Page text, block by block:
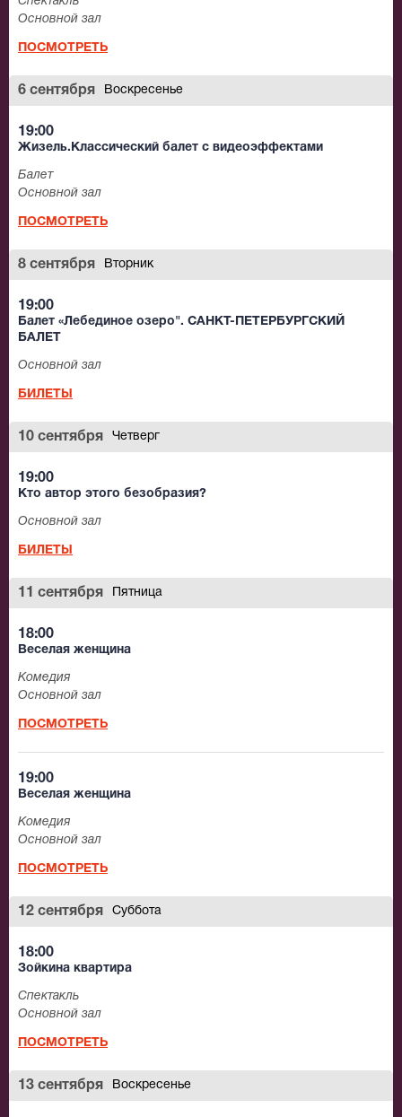
Основной зал
ПОСМОТРЕТЬ
6 сентября Воскресенье
19:00
Жизель.Классический балет с видеоэффектами
Балет
Основной зал
ПОСМОТРЕТЬ
8 сентября Вторник
19:00
Балет «Лебединое озеро". САНКТ-ПЕТЕРБУРГСКИЙ
БАЛЕТ
Основной зал
БИЛЕТЫ
10 сентября Четверг
19:00
Кто автор этого безобразия?
Основной зал
БИЛЕТЫ
11 сентября Пятница
18:00
Веселая женщина
Комедия
Основной зал
ПОСМОТРЕТЬ
19:00
Веселая женщина
Комедия
Основной зал
ПОСМОТРЕТЬ
12 сентября Суббота
18:00
Зойкина квартира
Спектакль
Основной зал
ПОСМОТРЕТЬ
13 сентября Воскресенье